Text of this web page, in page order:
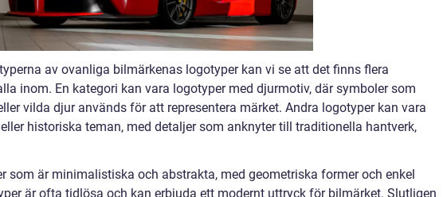
av ovanliga bilmärkenas logotyper kan vi se att det finns flera
inom. En kategori kan vara logotyper med djurmotiv, där symboler som
vilda djur används för att representera märket. Andra logotyper kan vara
historiska teman, med detaljer som anknyter till traditionella hantverk,
som är minimalistiska och abstrakta, med geometriska former och enkel
är ofta tidlösa och kan erbjuda ett modernt uttryck för bilmärket. Slutligen